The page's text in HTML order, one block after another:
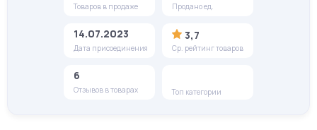
Товаров в продаже Продано ед.
14.07.2023
Дата присоединения
3,7
Ср. рейтинг товаров
6
Отзывов в товарах Топ категории